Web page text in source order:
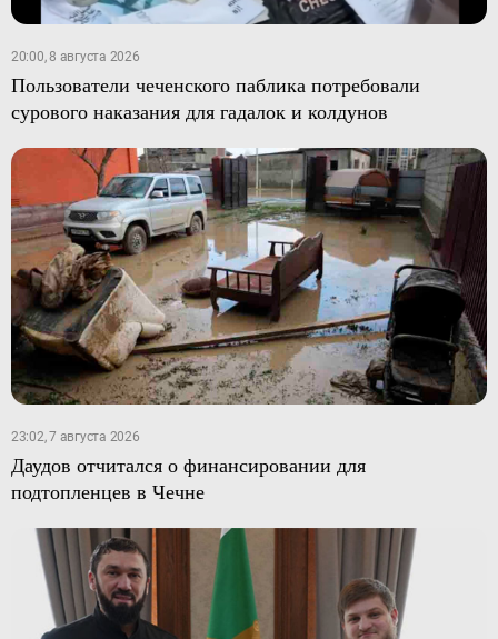
20:00, 8 августа 2026
Пользователи чеченского паблика потребовали
сурового наказания для гадалок и колдунов
23:02, 7 августа 2026
Даудов отчитался о финансировании для
подтопленцев в Чечне